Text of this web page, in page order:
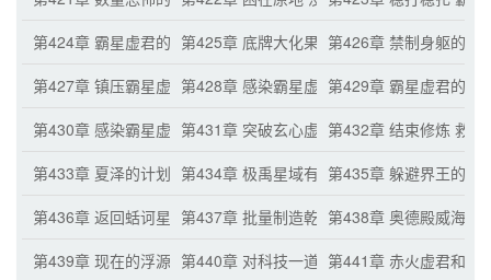
第424章 霸星虚君的真正实力第425章 底牌大化果 第426章 禁制身躯的强
第427章 镇压霸星虚君第428章 感染霸星虚君前的谨慎第429章 霸星虚君的精
第430章 感染霸星虚君 一点界王能量点
第431章 突破玄心虚君第432章 结束修炼 救回
第433章 夏泽的计划 第434章 极禹星域有没有界王？第435章 躲避界王的方
第436章 返回蛞诃星系 各种布置第437章 批量制造乾坤盘第438章 奥德殿威海虚
第439章 现在的浮源星系第440章 对科技一道重视的李备果
第441章 赤火虚君和李